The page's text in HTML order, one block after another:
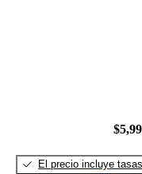
El precio incluye tasas